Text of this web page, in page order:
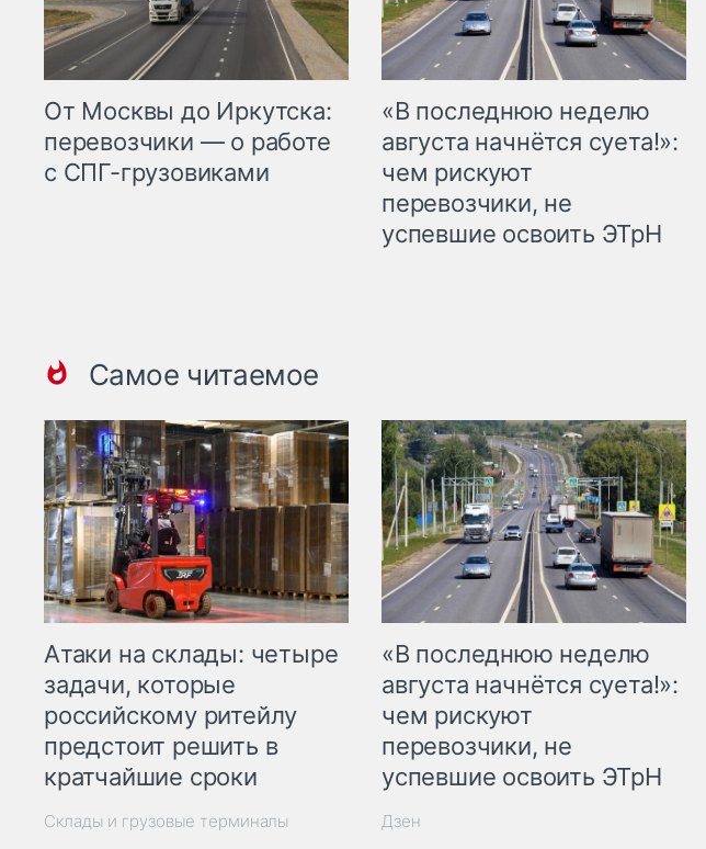
От Москвы до Иркутска:
перевозчики — о работе
с СПГ-грузовиками
«В последнюю неделю
августа начнётся суета!»:
чем рискуют
перевозчики, не
успевшие освоить ЭТрН
Самое читаемое
Атаки на склады: четыре
задачи, которые
российскому ритейлу
предстоит решить в
кратчайшие сроки
Склады и грузовые терминалы
«В последнюю неделю
августа начнётся суета!»:
чем рискуют
перевозчики, не
успевшие освоить ЭТрН
Дзен